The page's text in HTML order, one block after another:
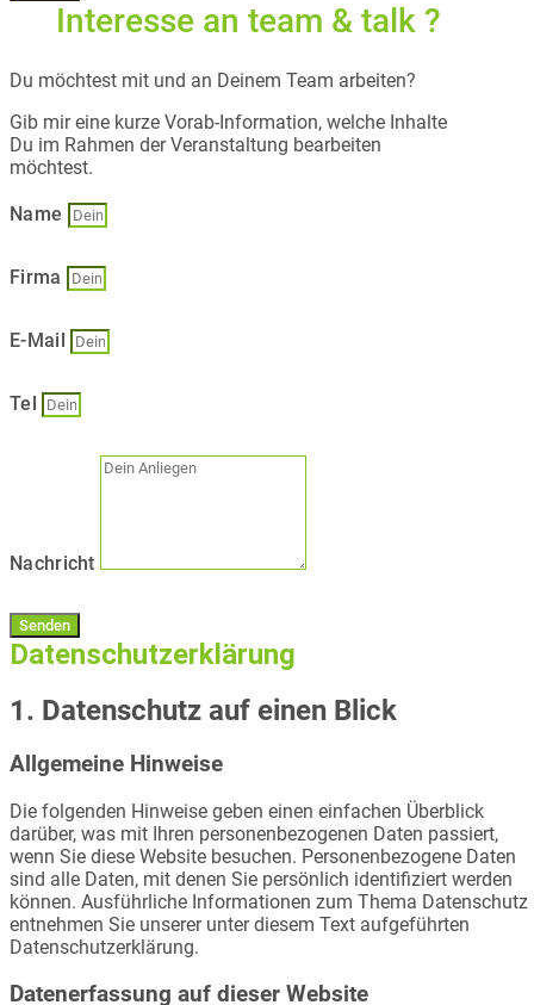
Interesse an team & talk ?
Du möchtest mit und an Deinem Team arbeiten?
Gib mir eine kurze Vorab-Information, welche Inhalte
Du im Rahmen der Veranstaltung bearbeiten
möchtest.
Name
Firma
E-Mail
Tel
Nachricht
Senden
Datenschutzerklärung​
1. Datenschutz auf einen Blick
Allgemeine Hinweise
Die folgenden Hinweise geben einen einfachen Überblick
darüber, was mit Ihren personenbezogenen Daten passiert,
wenn Sie diese Website besuchen. Personenbezogene Daten
sind alle Daten, mit denen Sie persönlich identifiziert werden
können. Ausführliche Informationen zum Thema Datenschutz
entnehmen Sie unserer unter diesem Text aufgeführten
Datenschutzerklärung.
Datenerfassung auf dieser Website